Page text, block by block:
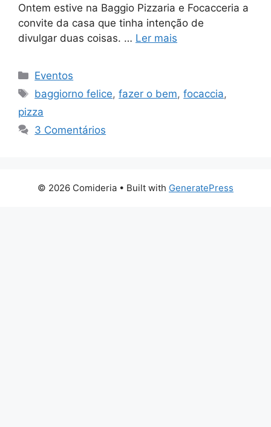
Ontem estive na Baggio Pizzaria e Focacceria a
convite da casa que tinha intenção de
divulgar duas coisas. … Ler mais
Categorias
Eventos
Tags
baggiorno felice,fazer o bem,focaccia,
pizza
3 Comentários
© 2026 Comideria • Built with GeneratePress